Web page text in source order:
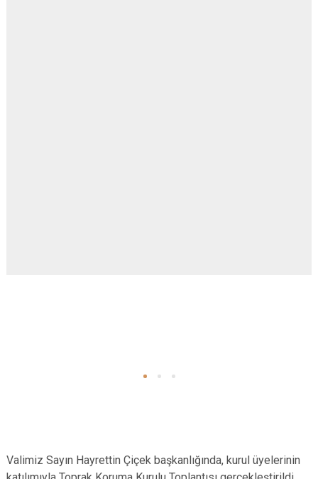
Valimiz Sayın Hayrettin Çiçek başkanlığında, kurul üyelerinin